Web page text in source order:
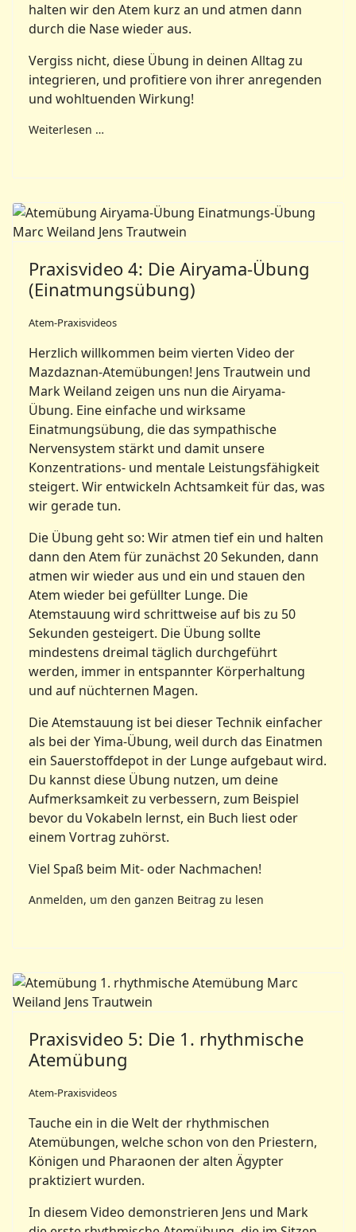
halten wir den Atem kurz an und atmen dann
durch die Nase wieder aus.
Vergiss nicht, diese Übung in deinen Alltag zu
integrieren, und profitiere von ihrer anregenden
und wohltuenden Wirkung!
Weiterlesen …
Praxisvideo 4: Die Airyama-Übung
(Einatmungsübung)
Atem-Praxisvideos
Herzlich willkommen beim vierten Video der
Mazdaznan-Atemübungen! Jens Trautwein und
Mark Weiland zeigen uns nun die Airyama-
Übung. Eine einfache und wirksame
Einatmungsübung, die das sympathische
Nervensystem stärkt und damit unsere
Konzentrations- und mentale Leistungsfähigkeit
steigert. Wir entwickeln Achtsamkeit für das, was
wir gerade tun.
Die Übung geht so: Wir atmen tief ein und halten
dann den Atem für zunächst 20 Sekunden, dann
atmen wir wieder aus und ein und stauen den
Atem wieder bei gefüllter Lunge. Die
Atemstauung wird schrittweise auf bis zu 50
Sekunden gesteigert. Die Übung sollte
mindestens dreimal täglich durchgeführt
werden, immer in entspannter Körperhaltung
und auf nüchternen Magen.
Die Atemstauung ist bei dieser Technik einfacher
als bei der Yima-Übung, weil durch das Einatmen
ein Sauerstoffdepot in der Lunge aufgebaut wird.
Du kannst diese Übung nutzen, um deine
Aufmerksamkeit zu verbessern, zum Beispiel
bevor du Vokabeln lernst, ein Buch liest oder
einem Vortrag zuhörst.
Viel Spaß beim Mit- oder Nachmachen!
Anmelden, um den ganzen Beitrag zu lesen
Praxisvideo 5: Die 1. rhythmische
Atemübung
Atem-Praxisvideos
Tauche ein in die Welt der rhythmischen
Atemübungen, welche schon von den Priestern,
Königen und Pharaonen der alten Ägypter
praktiziert wurden.
In diesem Video demonstrieren Jens und Mark